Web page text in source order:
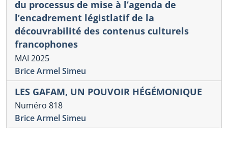
du processus de mise à l’agenda de
l’encadrement légistlatif de la
découvrabilité des contenus culturels
francophones
MAI 2025
Brice Armel Simeu
LES GAFAM, UN POUVOIR HÉGÉMONIQUE
Numéro 818
Brice Armel Simeu